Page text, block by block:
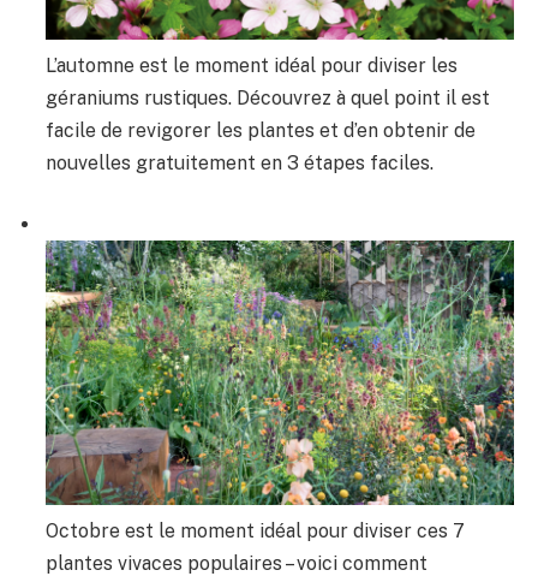
L’automne est le moment idéal pour diviser les
géraniums rustiques. Découvrez à quel point il est
facile de revigorer les plantes et d’en obtenir de
nouvelles gratuitement en 3 étapes faciles.
Octobre est le moment idéal pour diviser ces 7
plantes vivaces populaires – voici comment